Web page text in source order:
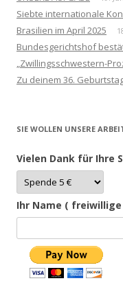
Siebte internationale
Brasilien im April 2025
Bundesgerichtshof
„Zwillingsschwestern-
Zu deinem 36.
SIE WOLLEN UNSERE
Vielen Dank für Ihre
Ihr Name ( freiwillige